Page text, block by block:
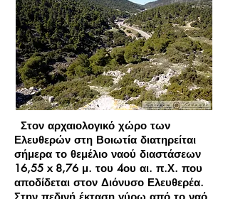
Στον αρχαιολογικό χώρο των
Ελευθερών στη Βοιωτία διατηρείται
σήμερα το θεμέλιο ναού διαστάσεων
16,55 x 8,76 μ. του 4ου αι. π.Χ. που
αποδίδεται στον Διόνυσο Ελευθερέα.